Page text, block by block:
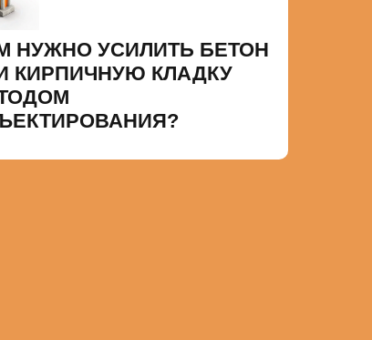
НУЖНО УСИЛИТЬ БЕТОН
КИРПИЧНУЮ КЛАДКУ